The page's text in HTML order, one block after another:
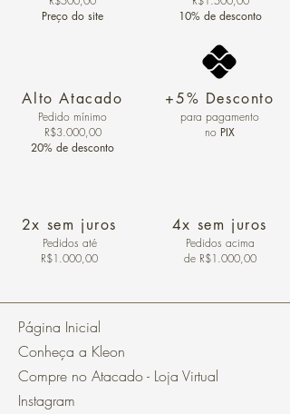
Preço do site
Alto Atacado
Pedido mínimo
R$3.000,00
20% de desconto
2x sem juros
Pedidos até
R$1.000,00
10% de desconto
+5% Desconto
para pagamento
no PIX
4x sem juros
Pedidos acima
de R$1.000,00
Página Inicial
Conheça a Kleon
Compre no Atacado - Loja Virtual
Instagram